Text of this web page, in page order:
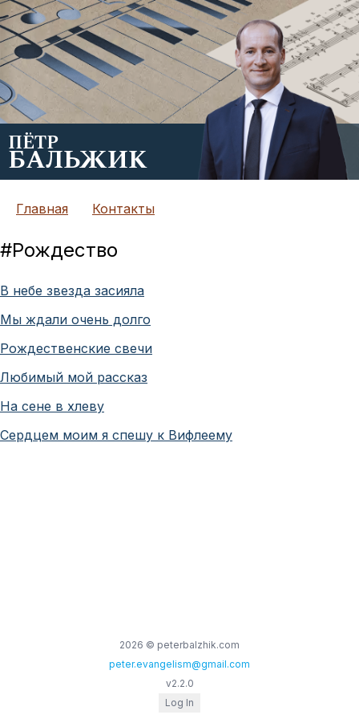
ПЁТР
БАЛЬЖИК
Главная Контакты
#Рождество
В небе звезда засияла
Мы ждали очень долго
Рождественские свечи
Любимый мой рассказ
На сене в хлеву
Сердцем моим я спешу к Вифлеему
2026 © peterbalzhik.com
peter.evangelism@gmail.com
v2.2.0
Log In